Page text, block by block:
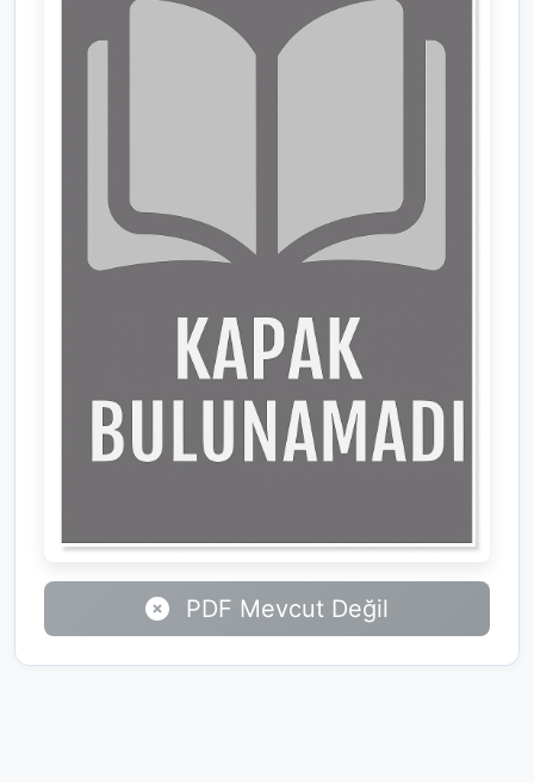
PDF Mevcut Değil